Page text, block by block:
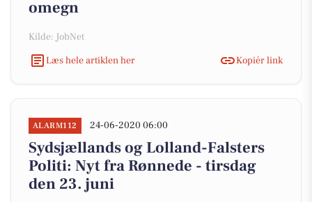
omegn
Kilde: JobNet
Læs hele artiklen her
Kopiér link
ALARM112 24-06-2020 06:00
Sydsjællands og Lolland-Falsters
Politi: Nyt fra Rønnede - tirsdag
den 23. juni